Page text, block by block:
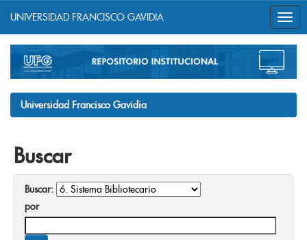
navigation
UNIVERSIDAD FRANCISCO GAVIDIA
Universidad Francisco Gavidia
Buscar
Buscar:
por